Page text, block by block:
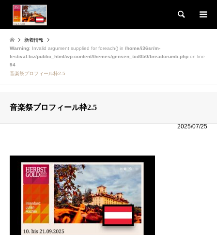
検索
新着情報
Warning: Invalid argument supplied for foreach() in /home/i36sr/m-
festival.biz/public_html/wp-content/themes/gensen_tcd050/breadcrumb.php on line
94
音楽祭プロフィール枠2.5
音楽祭プロフィール枠2.5
2025/07/25